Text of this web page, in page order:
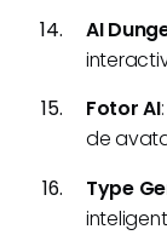
AI
Fotor AI
de
Type